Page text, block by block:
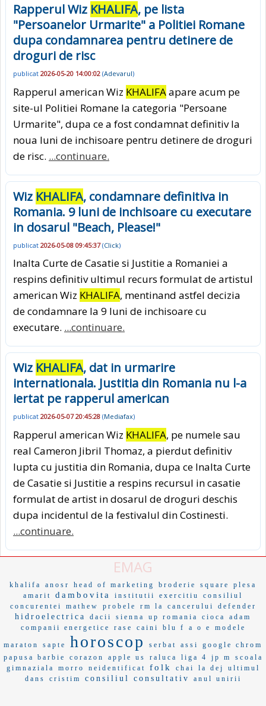
Rapperul Wiz KHALIFA, pe lista
"Persoanelor Urmarite" a Politiei Romane
dupa condamnarea pentru detinere de
droguri de risc
publicat 2026-05-20 14:00:02 (Adevarul)
Rapperul american Wiz KHALIFAapare acum pe
site-ul Politiei Romane la categoria "Persoane
Urmarite", dupa ce a fost condamnat definitiv la
noua luni de inchisoare pentru detinere de droguri
de risc. ...continuare.
Wiz KHALIFA, condamnare definitiva in
Romania. 9 luni de inchisoare cu executare
in dosarul "Beach, Please!"
publicat 2026-05-08 09:45:37(Click)
Inalta Curte de Casatie si Justitie a Romaniei a
respins definitiv ultimul recurs formulat de artistul
american Wiz KHALIFA, mentinand astfel decizia
de condamnare la 9 luni de inchisoare cu
executare. ...continuare.
Wiz KHALIFA, dat in urmarire
internationala. Justitia din Romania nu l-a
iertat pe rapperul american
publicat 2026-05-07 20:45:28 (Mediafax)
Rapperul american Wiz KHALIFA, pe numele sau
real Cameron Jibril Thomaz, a pierdut definitiv
lupta cu justitia din Romania, dupa ce Inalta Curte
de Casatie si Justitie a respins recursul in casatie
formulat de artist in dosarul de droguri deschis
dupa incidentul de la festivalul din Costinesti.
...continuare.
EMAG
khalifa anosr head of marketing broderie square
plesa
amarit
dambovita institutii exercitiu
consiliul
concurentei
mathew probele rm la cancerului defender
hidroelectrica dacii sienna up romania cioca
adam
companii energetice
rase caini blu f a o e modele
maraton sapte horoscop serbat assi
google chrom
papusa barbie
corazon apple us raluca liga 4 jp m
scoala
gimnaziala
morro neidentificat folk chai la dej
ultimul
dans
cristim consiliul consultativ anul unirii